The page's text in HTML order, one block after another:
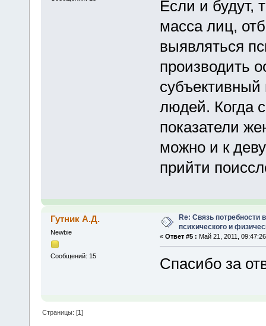
Если и будут,
масса лиц,
выявляться
производить
субъективный
людей. Когда
показатели
можно и к
прийти
Гутник А.Д.
Newbie
Сообщений: 15
Re: Связь
психического и
« Ответ #5 : Май 21, 2011,
Спасибо за
Страницы: [1]